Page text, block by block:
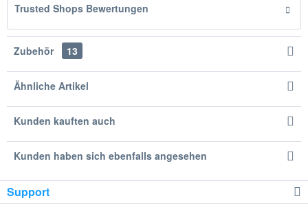
Trusted Shops Bewertungen
Zubehör 13
Ähnliche Artikel
Kunden kauften auch
Kunden haben sich ebenfalls angesehen
Support